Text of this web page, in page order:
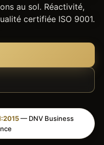
au sol. Réactivité,
certifiée ISO 9001.
— DNV Business